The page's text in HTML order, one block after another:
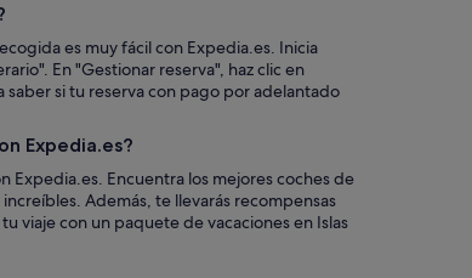
es muy fácil con Expedia.es. Inicia
En "Gestionar reserva", haz clic en
saber si tu reserva con pago por adelantado
Expedia.es?
Expedia.es. Encuentra los mejores coches de
Además, te llevarás recompensas
viaje con un paquete de vacaciones en Islas